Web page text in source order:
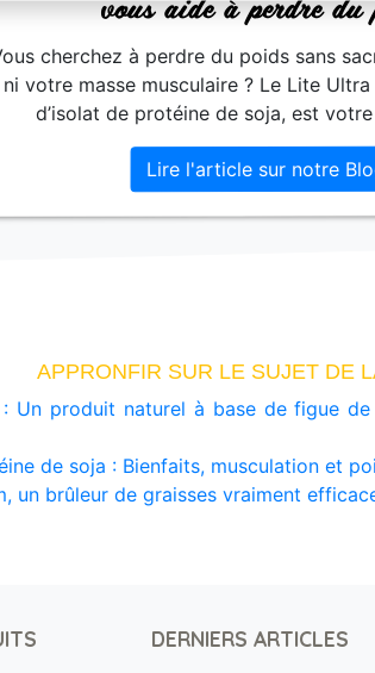
cherchez à perdre du poids sans
ni votre masse musculaire ? Le Lite
d’isolat de protéine de soja, est
Lire l'article sur notre
APPRONFIR SUR LE SUJET DE
: Un produit naturel à base de figue
de soja : Bienfaits, musculation et
un brûleur de graisses vraiment
DERNIERS ARTICLES